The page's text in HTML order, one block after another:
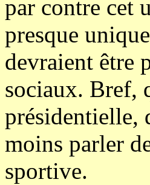
par contre cet
presque
devraient être
sociaux. Bref,
présidentielle,
moins parler
sportive.